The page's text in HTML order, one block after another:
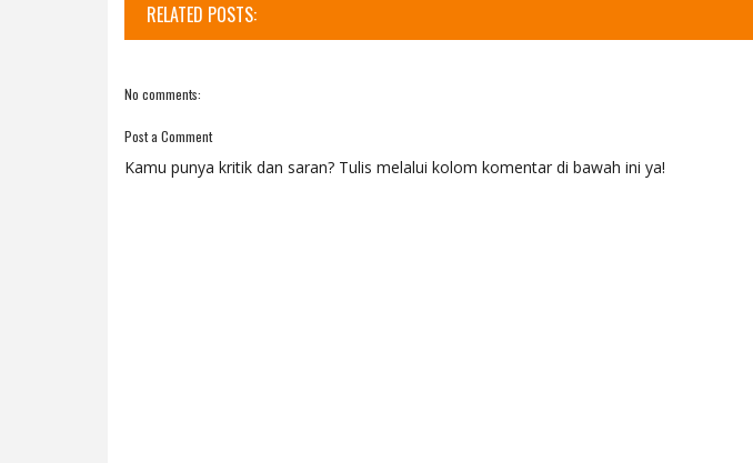
RELATED POSTS:
No comments:
Post a Comment
Kamu punya kritik dan saran? Tulis melalui kolom komentar di bawah ini ya!